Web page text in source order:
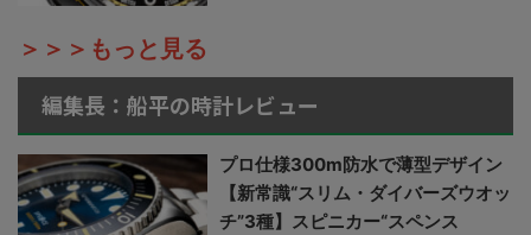
＞＞＞もっと見る
編集長：船平の時計レビュー
プロ仕様300m防水で薄型デザイン
【新常識“スリム・ダイバーズウオッ
チ”3種】スピニカー“スペンス